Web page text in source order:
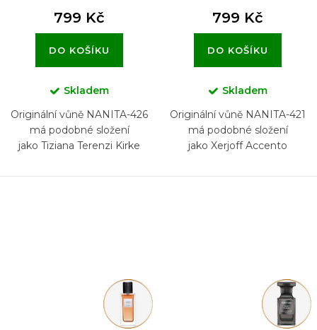
799 Kč
DO KOŠÍKU
Skladem
Originální vůně NANITA-426
má podobné složení
jako Tiziana Terenzi Kirke
799 Kč
DO KOŠÍKU
Skladem
Originální vůně NANITA-421
má podobné složení
jako Xerjoff Accento